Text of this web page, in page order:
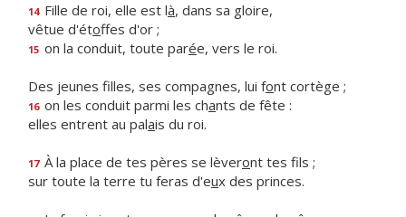
14 Fille de roi, elle est là, dans sa gloire,
vêtue d'étoffes d'or ;
15 on la conduit, toute parée, vers le roi.
Des jeunes filles, ses compagnes, lui font cortège ;
16 on les conduit parmi les chants de fête :
elles entrent au palais du roi.
17 À la place de tes pères se lèveront tes fils ;
sur toute la terre tu feras d'eux des princes.